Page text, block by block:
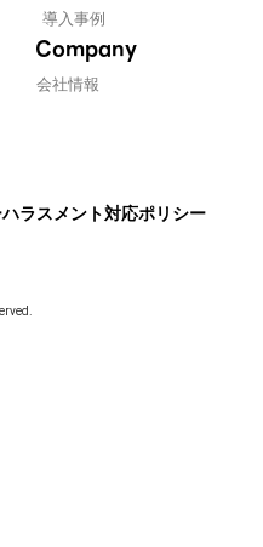
導入事例
Company
会社情報
ラスメント対応ポリシー